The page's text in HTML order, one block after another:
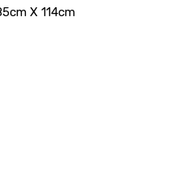
X 114cm